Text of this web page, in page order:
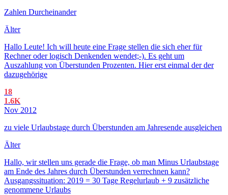
Zahlen Durcheinander
Älter
Hallo Leute! Ich will heute eine Frage stellen die sich eher für
Rechner oder logisch Denkenden wendet;-). Es geht um
Auszahlung von Überstunden Prozenten. Hier erst einmal der der
dazugehörige
18
1.6K
Nov 2012
zu viele Urlaubstage durch Überstunden am Jahresende ausgleichen
Älter
Hallo, wir stellen uns gerade die Frage, ob man Minus Urlaubstage
am Ende des Jahres durch Überstunden verrechnen kann?
Ausgangssituation: 2019 = 30 Tage Regelurlaub + 9 zusätzliche
genommene Urlaubs